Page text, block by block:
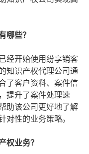
哪些？
经开始使用纷享销客
知识产权代理公司通
了客户资料、案件信
提升了案件处理速
助该公司更好地了解
对性的业务策略。
权业务？